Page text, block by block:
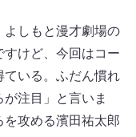
よしもと漫才劇場の
すけど、今回はコー
ている。ふだん慣れ
注目」と言いま
攻める濱田祐太郎